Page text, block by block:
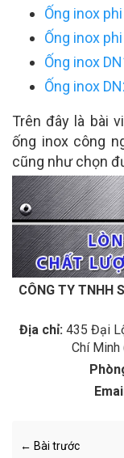
Ống inox
Ống inox
Ống inox
Ống inox
Trên đây là bài
ống inox công
cũng như chọn
CÔNG TY TNHH
Địa chỉ: 435 Đại
Chí Minh
← Bài trước